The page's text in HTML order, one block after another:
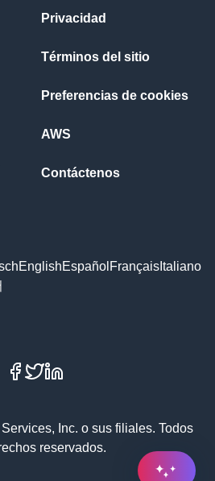
Privacidad
Términos del sitio
Preferencias de cookies
AWS
Contáctenos
EnglishEspañol Français Italiano
Facebook
X
Inc. o sus filiales. Todos
reservados.